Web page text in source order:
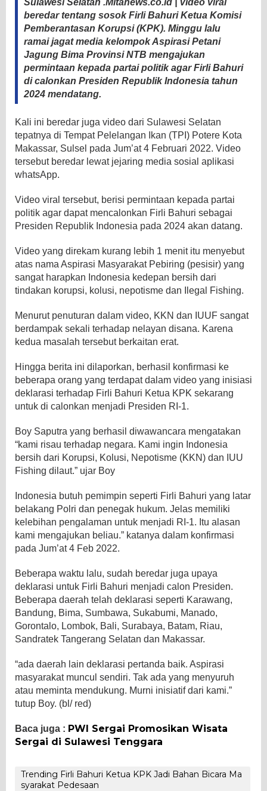
beredar tentang sosok Firli Bahuri Ketua Komisi
Pemberantasan Korupsi (KPK). Minggu lalu
ramai jagat media kelompok Aspirasi Petani
Jagung Bima Provinsi NTB mengajukan
permintaan kepada partai politik agar Firli Bahuri
di calonkan Presiden Republik Indonesia tahun
2024 mendatang.
Kali ini beredar juga video dari Sulawesi Selatan
tepatnya di Tempat Pelelangan Ikan (TPI) Potere Kota
Makassar, Sulsel pada Jum’at 4 Februari 2022. Video
tersebut beredar lewat jejaring media sosial aplikasi
whatsApp.
Video viral tersebut, berisi permintaan kepada partai
politik agar dapat mencalonkan Firli Bahuri sebagai
Presiden Republik Indonesia pada 2024 akan datang.
Video yang direkam kurang lebih 1 menit itu menyebut
atas nama Aspirasi Masyarakat Pebiring (pesisir) yang
sangat harapkan Indonesia kedepan bersih dari
tindakan korupsi, kolusi, nepotisme dan Ilegal Fishing.
Menurut penuturan dalam video, KKN dan IUUF sangat
berdampak sekali terhadap nelayan disana. Karena
kedua masalah tersebut berkaitan erat.
Hingga berita ini dilaporkan, berhasil konfirmasi ke
beberapa orang yang terdapat dalam video yang inisiasi
deklarasi terhadap Firli Bahuri Ketua KPK sekarang
untuk di calonkan menjadi Presiden RI-1.
Boy Saputra yang berhasil diwawancara mengatakan
“kami risau terhadap negara. Kami ingin Indonesia
bersih dari Korupsi, Kolusi, Nepotisme (KKN) dan IUU
Fishing dilaut.” ujar Boy
Indonesia butuh pemimpin seperti Firli Bahuri yang latar
belakang Polri dan penegak hukum. Jelas memiliki
kelebihan pengalaman untuk menjadi RI-1. Itu alasan
kami mengajukan beliau.” katanya dalam konfirmasi
pada Jum’at 4 Feb 2022.
Beberapa waktu lalu, sudah beredar juga upaya
deklarasi untuk Firli Bahuri menjadi calon Presiden.
Beberapa daerah telah deklarasi seperti Karawang,
Bandung, Bima, Sumbawa, Sukabumi, Manado,
Gorontalo, Lombok, Bali, Surabaya, Batam, Riau,
Sandratek Tangerang Selatan dan Makassar.
“ada daerah lain deklarasi pertanda baik. Aspirasi
masyarakat muncul sendiri. Tak ada yang menyuruh
atau meminta mendukung. Murni inisiatif dari kami.”
tutup Boy. (bl/ red)
Baca juga : PWI Sergai Promosikan Wisata
Sergai di Sulawesi Tenggara
Trending Firli Bahuri Ketua KPK Jadi Bahan Bicara Ma
syarakat Pedesaan